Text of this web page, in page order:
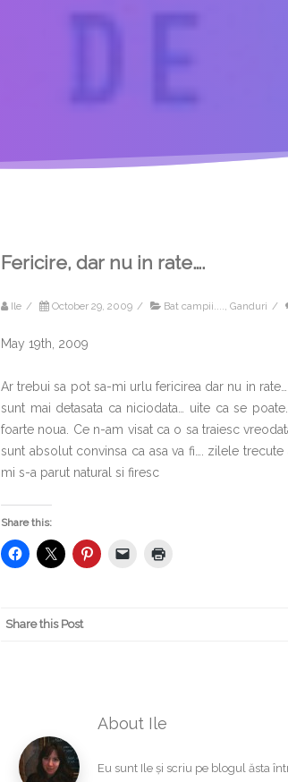
Fericire, dar nu in rate….
Ile / October 29, 2009 / Bat campii...., Ganduri /
May 19th, 2009
Ar trebui sa pot sa-mi urlu fericirea dar nu in
sunt mai detasata ca niciodata… uite ca se
foarte noua. Ce n-am visat ca o sa traiesc
sunt absolut convinsa ca asa va fi…. zilele
mi s-a parut natural si firesc
Share this:
Share this Post
About Ile
Eu sunt Ile și scriu pe blogul ăsta